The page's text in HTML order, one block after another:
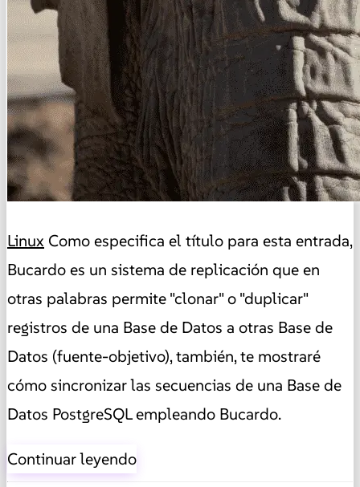
Linux Como especifica el título para esta entrada,
Bucardo es un sistema de replicación que en
otras palabras permite "clonar" o "duplicar"
registros de una Base de Datos a otras Base de
Datos (fuente-objetivo), también, te mostraré
cómo sincronizar las secuencias de una Base de
Datos PostgreSQL empleando Bucardo.
Continuar leyendo